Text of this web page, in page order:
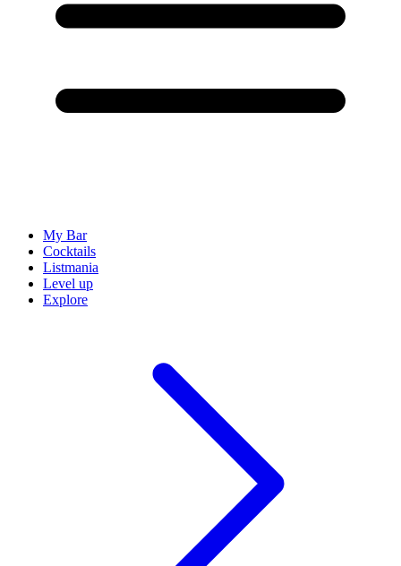
My Bar
Cocktails
Listmania
Level up
Explore